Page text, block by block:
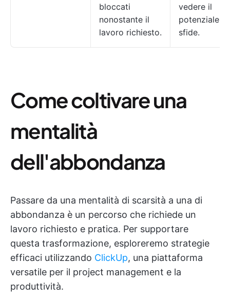
bloccati
nonostante il
lavoro richiesto.
vedere il
potenziale
sfide.
Come coltivare una
mentalità
dell'abbondanza
Passare da una mentalità di scarsità a una di
abbondanza è un percorso che richiede un
lavoro richiesto e pratica. Per supportare
questa trasformazione, esploreremo strategie
efficaci utilizzando ClickUp, una piattaforma
versatile per il project management e la
produttività.